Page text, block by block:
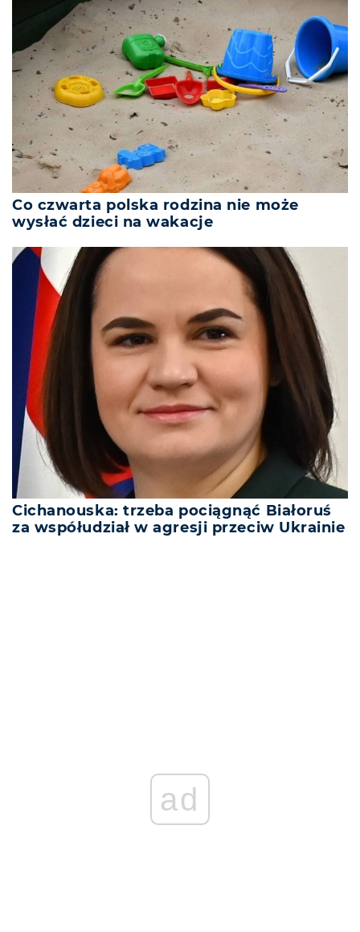
Co czwarta polska rodzina nie może
wysłać dzieci na wakacje
Cichanouska: trzeba pociągnąć Białoruś
za współudział w agresji przeciw Ukrainie